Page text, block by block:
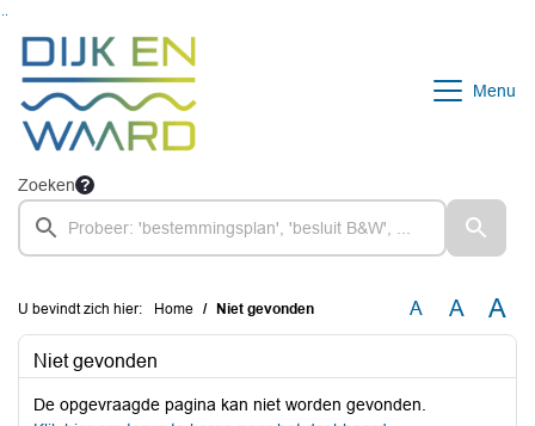
Menu
Zoeken
U bevindt zich hier: Home Niet gevonden A A A
Niet gevonden
De opgevraagde pagina kan niet worden gevonden.